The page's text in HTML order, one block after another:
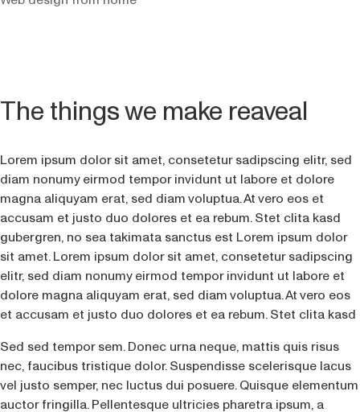
The things we make reaveal
Lorem ipsum dolor sit amet, consetetur sadipscing elitr, sed
diam nonumy eirmod tempor invidunt ut labore et dolore
magna aliquyam erat, sed diam voluptua. At vero eos et
accusam et justo duo dolores et ea rebum. Stet clita kasd
gubergren, no sea takimata sanctus est Lorem ipsum dolor
sit amet. Lorem ipsum dolor sit amet, consetetur sadipscing
elitr, sed diam nonumy eirmod tempor invidunt ut labore et
dolore magna aliquyam erat, sed diam voluptua. At vero eos
et accusam et justo duo dolores et ea rebum. Stet clita kasd
Sed sed tempor sem. Donec urna neque, mattis quis risus
nec, faucibus tristique dolor. Suspendisse scelerisque lacus
vel justo semper, nec luctus dui posuere. Quisque elementum
auctor fringilla. Pellentesque ultricies pharetra ipsum, a